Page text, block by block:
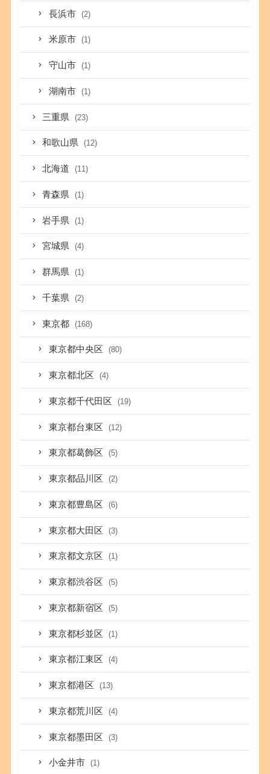
長浜市 (2)
米原市 (1)
守山市 (1)
湖南市 (1)
三重県 (23)
和歌山県 (12)
北海道 (11)
青森県 (1)
岩手県 (1)
宮城県 (4)
群馬県 (1)
千葉県 (2)
東京都 (168)
東京都中央区 (80)
東京都北区 (4)
東京都千代田区 (19)
東京都台東区 (12)
東京都葛飾区 (5)
東京都品川区 (2)
東京都豊島区 (6)
東京都大田区 (3)
東京都文京区 (1)
東京都渋谷区 (5)
東京都新宿区 (5)
東京都杉並区 (1)
東京都江東区 (4)
東京都港区 (13)
東京都荒川区 (4)
東京都墨田区 (3)
小金井市 (1)